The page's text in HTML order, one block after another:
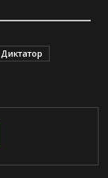
Диктатор